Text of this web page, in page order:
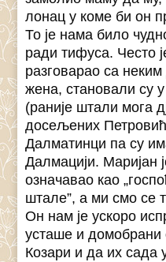
лонац у коме би он
То је нама било
ради тифуса. Често
разговарао са
жена, становали су
(раније штали мога
досељених
Далматинци па су
Далмацији. Маријан
означавао као
штале”, а ми смо се
Он нам је ускоро
усташе и домобрани
Козари и да их сада